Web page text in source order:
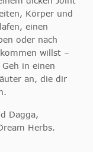
Körper und
einen
oder nach
willst –
in einen
an, die dir
Dagga,
Herbs.